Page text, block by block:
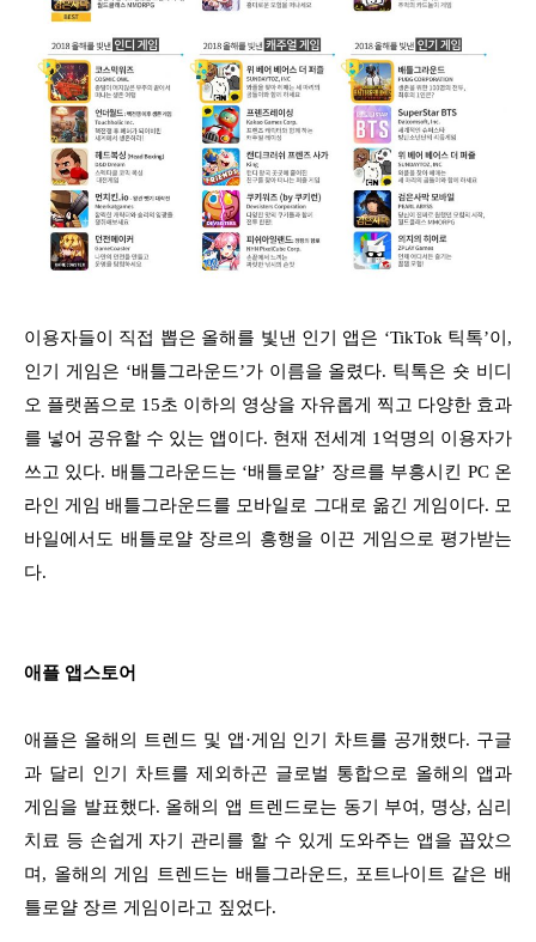
이용자들이 직접 뽑은 올해를 빛낸 인기 앱은 ‘TikTok 틱톡’이,
인기 게임은 ‘배틀그라운드’가 이름을 올렸다. 틱톡은 숏 비디
오 플랫폼으로 15초 이하의 영상을 자유롭게 찍고 다양한 효과
를 넣어 공유할 수 있는 앱이다. 현재 전세계 1억명의 이용자가
쓰고 있다. 배틀그라운드는 ‘배틀로얄’ 장르를 부흥시킨 PC 온
라인 게임 배틀그라운드를 모바일로 그대로 옮긴 게임이다. 모
바일에서도 배틀로얄 장르의 흥행을 이끈 게임으로 평가받는
다.
애플 앱스토어
애플은 올해의 트렌드 및 앱·게임 인기 차트를 공개했다. 구글
과 달리 인기 차트를 제외하곤 글로벌 통합으로 올해의 앱과
게임을 발표했다. 올해의 앱 트렌드로는 동기 부여, 명상, 심리
치료 등 손쉽게 자기 관리를 할 수 있게 도와주는 앱을 꼽았으
며, 올해의 게임 트렌드는 배틀그라운드, 포트나이트 같은 배
틀로얄 장르 게임이라고 짚었다.